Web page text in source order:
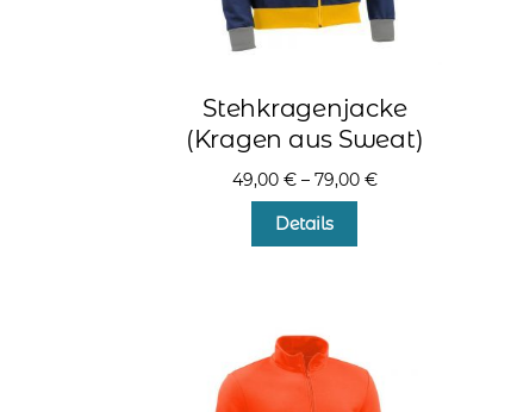
Stehkragenjacke
(Kragen aus Sweat)
49,00 €– 79,00 €
Details
Die
Optionen